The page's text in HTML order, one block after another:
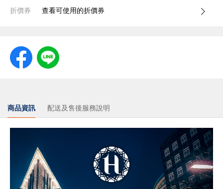
折價券 查看可使用的折價券
商品資訊 配送及售後服務說明